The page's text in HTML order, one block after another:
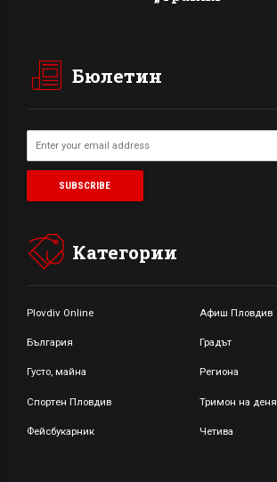
Бюлетин
Категории
Plovdiv Online Афиш Пловдив
България Градът
Густо, майна Региона
Спортен Пловдив Тримон на деня
Фейсбукарник Четива